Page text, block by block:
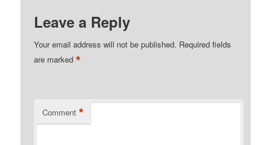
Leave a Reply
Your email address will not be published. Required fields
are marked*
Comment *